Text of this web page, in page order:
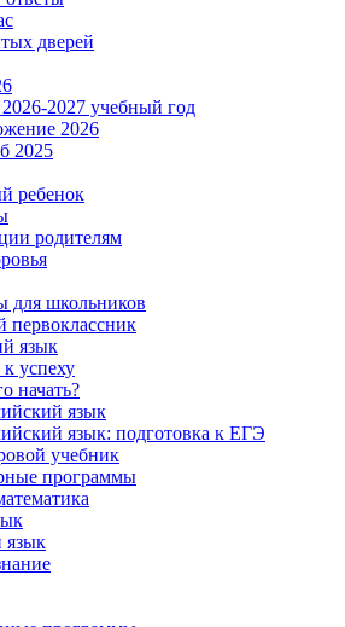
дверей
2027 учебный год
2026
2025
ребенок
родителям
для школьников
первоклассник
язык
успеху
начать?
язык
язык: подготовка к ЕГЭ
учебник
программы
язык